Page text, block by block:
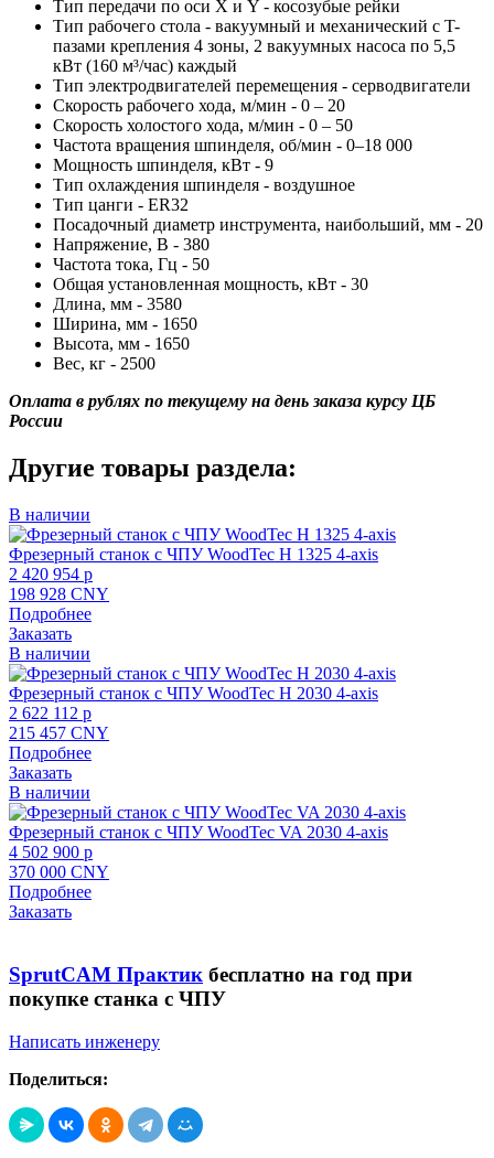
Тип передачи по оси X и Y - косозубые рейки
Тип рабочего стола - вакуумный и механический с T-
пазами крепления 4 зоны, 2 вакуумных насоса по 5,5
кВт (160 м³/час) каждый
Тип электродвигателей перемещения - серводвигатели
Скорость рабочего хода, м/мин - 0 – 20
Скорость холостого хода, м/мин - 0 – 50
Частота вращения шпинделя, об/мин - 0–18 000
Мощность шпинделя, кВт - 9
Тип охлаждения шпинделя - воздушное
Тип цанги - ER32
Посадочный диаметр инструмента, наибольший, мм - 20
Напряжение, В - 380
Частота тока, Гц - 50
Общая установленная мощность, кВт - 30
Длина, мм - 3580
Ширина, мм - 1650
Высота, мм - 1650
Вес, кг - 2500
Оплата в рублях по текущему на день заказа курсу ЦБ
России
Другие товары раздела:
В наличии
Фрезерный станок с ЧПУ WoodTec H 1325 4-axis
2 420 954 p
198 928 CNY
Подробнее
Заказать
В наличии
Фрезерный станок с ЧПУ WoodTec H 2030 4-axis
2 622 112 p
215 457 CNY
Подробнее
Заказать
В наличии
Фрезерный станок с ЧПУ WoodTec VA 2030 4-axis
4 502 900 p
370 000 CNY
Подробнее
Заказать
SprutCAM Практик бесплатно на год при
покупке станка с ЧПУ
Написать инженеру
Поделиться: